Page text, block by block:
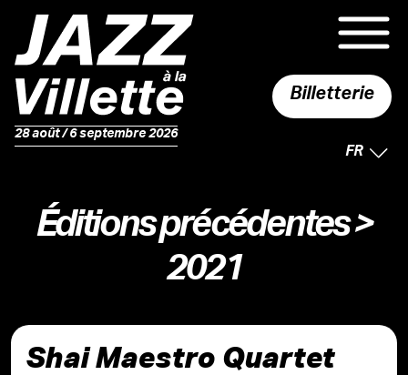
28 août / 6 septembre 2026
Billetterie
FR
Éditions précédentes>
2021
Shai Maestro Quartet